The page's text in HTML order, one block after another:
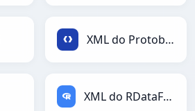
XML do Protobuf
XML do RDataFrame